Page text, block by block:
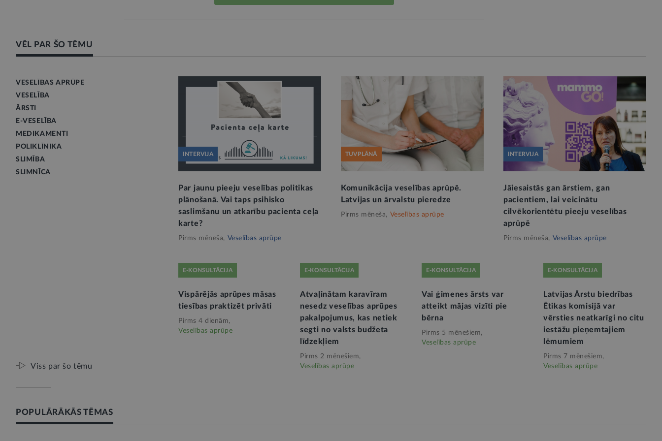
VĒL PAR ŠO TĒMU
VESELĪBAS APRŪPE
VESELĪBA
ĀRSTI
E-VESELĪBA
MEDIKAMENTI
POLIKLĪNIKA
SLIMĪBA
SLIMNĪCA
INTERVIJA
Par jaunu pieeju veselības politikas
plānošanā. Vai taps psihisko
saslimšanu un atkarību pacienta ceļa
karte?
Pirms mēneša, Veselības aprūpe
TUVPLĀNĀ
Komunikācija veselības aprūpē.
Latvijas un ārvalstu pieredze
Pirms mēneša, Veselības aprūpe
INTERVIJA
Jāiesaistās gan ārstiem, gan
pacientiem, lai veicinātu
cilvēkorientētu pieeju veselības
aprūpē
Pirms mēneša, Veselības aprūpe
E-KONSULTĀCIJA
Vispārējās aprūpes māsas
tiesības praktizēt privāti
Pirms 4 dienām,
Veselības aprūpe
E-KONSULTĀCIJA
Atvaļinātam karavīram
nesedz veselības aprūpes
pakalpojumus, kas netiek
segti no valsts budžeta
līdzekļiem
Pirms 2 mēnešiem,
Veselības aprūpe
E-KONSULTĀCIJA
Vai ģimenes ārsts var
atteikt mājas vizīti pie
bērna
Pirms 5 mēnešiem,
Veselības aprūpe
E-KONSULTĀCIJA
Latvijas Ārstu biedrības
Ētikas komisijā var
vērsties neatkarīgi no citu
iestāžu pieņemtajiem
lēmumiem
Pirms 7 mēnešiem,
Veselības aprūpe
Viss par šo tēmu
POPULĀRĀKĀS TĒMAS